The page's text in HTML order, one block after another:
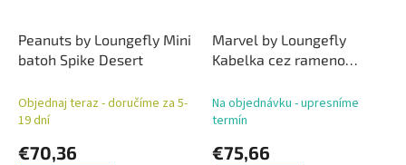
Peanuts by Loungefly Mini
batoh Spike Desert
Objednaj teraz - doručíme za 5-
19 dní
€70,36
Marvel by Loungefly
Kabelka cez rameno
Na objednávku - upresníme
termín
€75,66